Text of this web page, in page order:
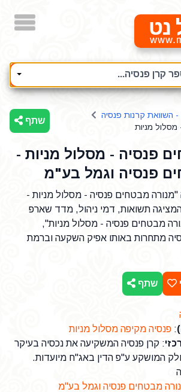
קרן פנסיה...
- השוואת קרנות פנסיה
מניות
שתף
פנסיה - מסלול מניות -
פנסיה וגמל בע"מ
"מנורה מבטחים פנסיה - מסלול מניות -
המציגה תשואות, דמי ניהול, מדד שארפ
מבטחים פנסיה - מסלול מניות",
מתחרות באותו אפיק השקעה וברמת
שתף
: פנסיה מקיפה מסלול מניות
: קרן פנסיה המשקיעה את נכסיה בעיקר
המושקע ע"פ הדין באג"ח מיועדות.
מבטחים פנסיה וגמל בע"מ